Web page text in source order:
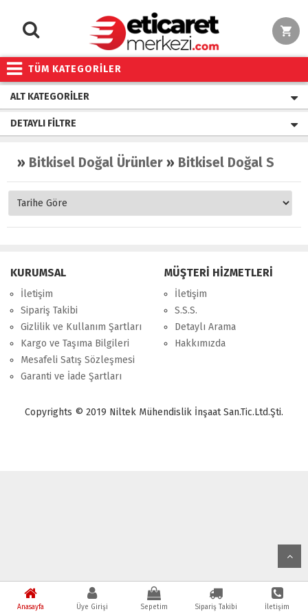
TÜM KATEGORİLER
Anasayfa Üye Girişi Sepetim Sipariş Takibi İletişim
ALT KATEGORILER
DETAYLI FILTRE
» Bitkisel Doğal Ürünler » Bitkisel Doğal Sular
KURUMSAL
İletişim
Sipariş Takibi
Gizlilik ve Kullanım Şartları
Kargo ve Taşıma Bilgileri
Mesafeli Satış Sözleşmesi
Garanti ve İade Şartları
MÜŞTERİ HİZMETLERİ
İletişim
S.S.S.
Detaylı Arama
Hakkımızda
Copyrights © 2019 Niltek Mühendislik İnşaat San.Tic.Ltd.Şti.